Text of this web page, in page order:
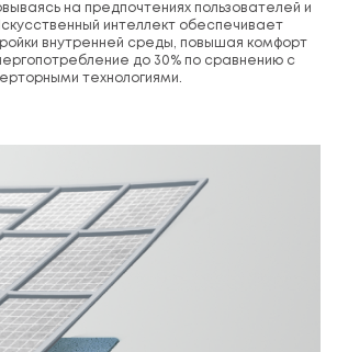
на предпочтениях пользователей и
интеллект обеспечивает
внутренней среды, повышая комфорт
до 30% по сравнению с
технологиями.